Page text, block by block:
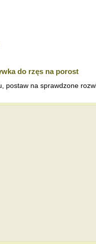
do rzęs na porost
postaw na sprawdzone